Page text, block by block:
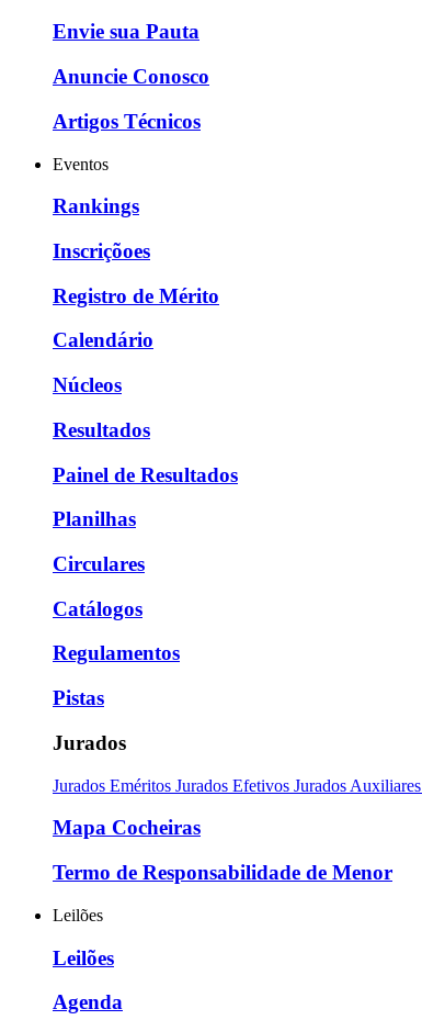
Envie sua Pauta
Anuncie Conosco
Artigos Técnicos
Eventos
Rankings
Inscriçõoes
Registro de Mérito
Calendário
Núcleos
Resultados
Painel de Resultados
Planilhas
Circulares
Catálogos
Regulamentos
Pistas
Jurados
Jurados Eméritos Jurados Efetivos Jurados Auxiliares
Mapa Cocheiras
Termo de Responsabilidade de Menor
Leilões
Leilões
Agenda